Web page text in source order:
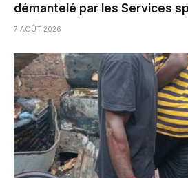
démantelé par les Services
7 AOÛT 2026